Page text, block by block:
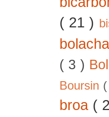
( 21 )
( 3 )
Boursin
broa (